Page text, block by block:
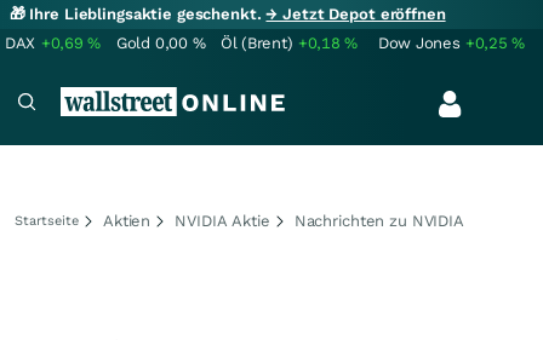
🎁 Ihre Lieblingsaktie geschenkt.→ Jetzt Depot eröffnen
DAX +0,69% Gold 0,00 % Öl (Brent) +0,18% Dow Jones +0,25%
Startseite Aktien NVIDIA Aktie Nachrichten zu NVIDIA